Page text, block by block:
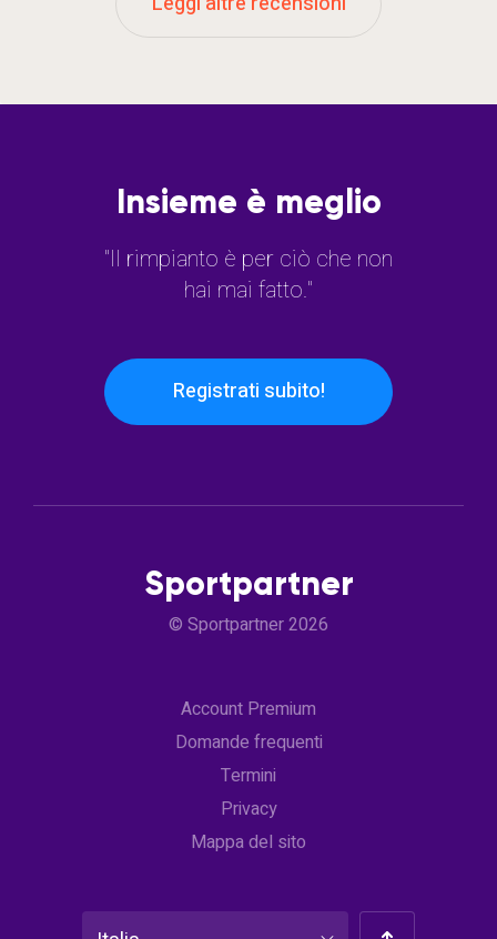
Insieme è meglio
"Il rimpianto è per ciò che non
hai mai fatto."
Registrati subito!
Sportpartner
© Sportpartner 2026
Account Premium
Domande frequenti
Termini
Privacy
Mappa del sito